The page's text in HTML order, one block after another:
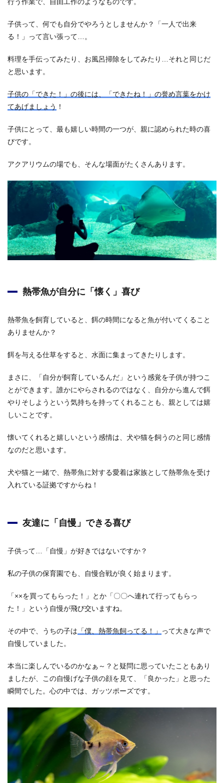
子供って、何でも自分でやろうとしませんか？「一人で出来
る！」って言い張って…。
料理を手伝ってみたり、お風呂掃除をしてみたり…それと同じだ
と思います。
子供の「できた！」の後には、「できたね！」の誉め言葉をかけ
てあげましょう ！
子供にとって、最も嬉しい時間の一つが、親に認められた時の喜
びです。
アクアリウムの場でも、そんな場面がたくさんあります。
熱帯魚が自分に「懐く」喜び
熱帯魚を飼育していると、餌の時間になると魚が付いてくること
ありませんか？
餌を与える仕草をすると、水面に集まってきたりします。
まさに、「自分が飼育しているんだ」という感覚を子供が持つこ
とができます。誰かにやらされるのではなく、自分から進んで餌
やりそしようという気持ちを持ってくれることも、親としては嬉
しいことです。
懐いてくれると嬉しいという感情は、犬や猫を飼うのと同じ感情
なのだと思います。
犬や猫と一緒で、熱帯魚に対する愛着は家族として熱帯魚を受け
入れている証拠ですからね！
友達に「自慢」できる喜び
子供って…「自慢」が好きではないですか？
私の子供の保育園でも、自慢合戦が良く始まります。
「××を買ってもらった！」とか「〇〇へ連れて行ってもらっ
た！」という自慢が飛び交いますね。
その中で、うちの子は 「僕、熱帯魚飼ってる！」
って大きな声で
自慢していました。
本当に楽しんでいるのかなぁ～？と疑問に思っていたこともあり
ましたが、この自慢げな子供の顔を見て、「良かった」と思った
瞬間でした。心の中では、ガッツポーズです。